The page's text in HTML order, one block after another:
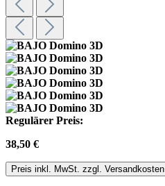
Regulärer Preis:
38,50 €
Preis inkl. MwSt. zzgl. Versandkosten